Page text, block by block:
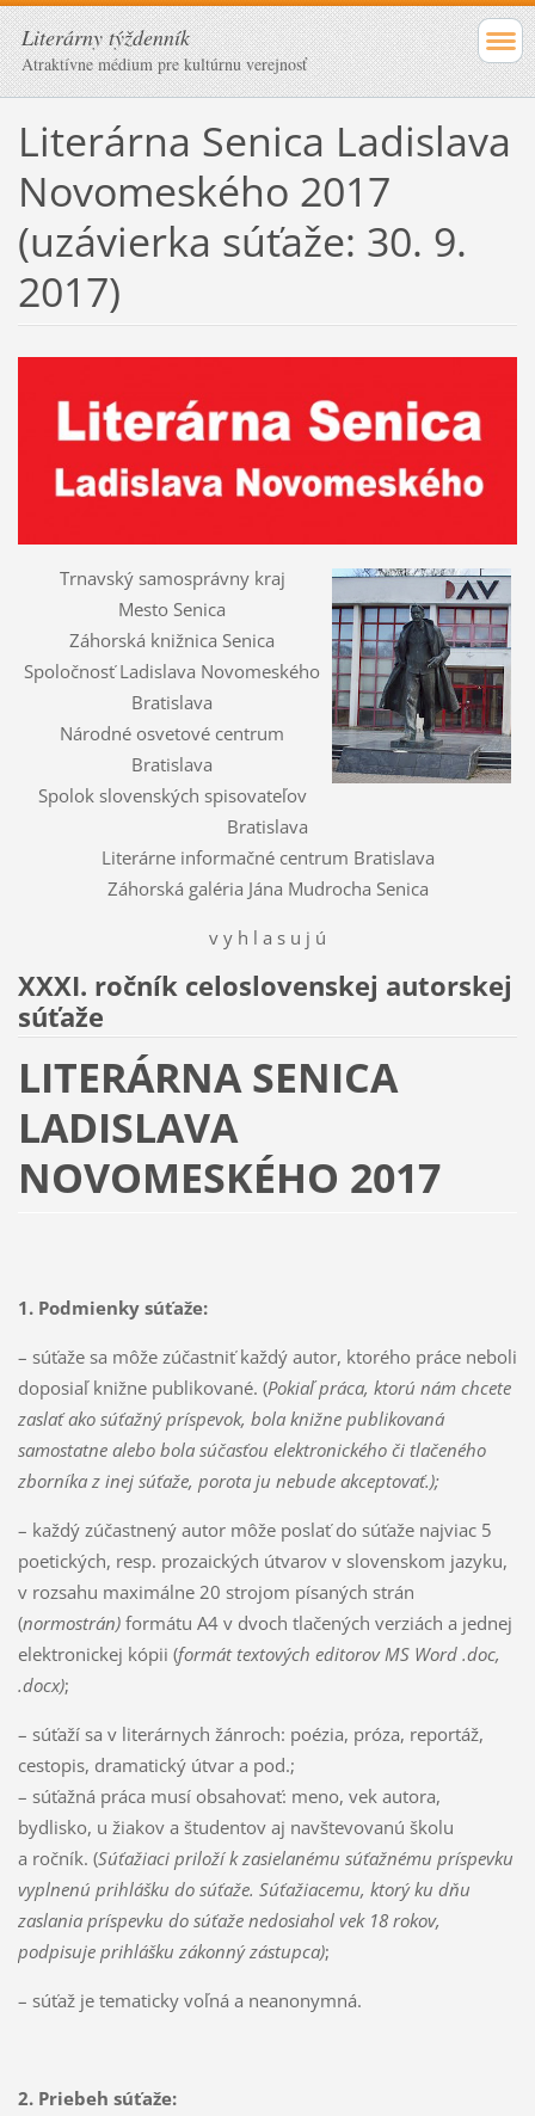
Literárny týždenník
Atraktívne médium pre kultúrnu verejnosť
Literárna Senica Ladislava
Novomeského 2017
(uzávierka súťaže: 30. 9.
2017)
Trnavský samosprávny kraj
Mesto Senica
Záhorská knižnica Senica
Spoločnosť Ladislava Novomeského
Bratislava
Národné osvetové centrum
Bratislava
Spolok slovenských spisovateľov
Bratislava
Literárne informačné centrum Bratislava
Záhorská galéria Jána Mudrocha Senica
v y h l a s u j ú
XXXI. ročník celoslovenskej autorskej
súťaže
LITERÁRNA SENICA
LADISLAVA
NOVOMESKÉHO 2017
1. Podmienky súťaže:
– súťaže sa môže zúčastniť každý autor, ktorého práce neboli
doposiaľ knižne publikované. (Pokiaľ práca, ktorú nám chcete
zaslať ako súťažný príspevok, bola knižne publikovaná
samostatne alebo bola súčasťou elektronického či tlačeného
zborníka z inej súťaže, porota ju nebude akceptovať.);
– každý zúčastnený autor môže poslať do súťaže najviac 5
poetických, resp. prozaických útvarov v slovenskom jazyku,
v rozsahu maximálne 20 strojom písaných strán
(normostrán)formátu A4 v dvoch tlačených verziách a jednej
elektronickej kópii (formát textových editorov MS Word .doc,
.docx);
– súťaží sa v literárnych žánroch: poézia, próza, reportáž,
cestopis, dramatický útvar a pod.;
– súťažná práca musí obsahovať: meno, vek autora,
bydlisko, u žiakov a študentov aj navštevovanú školu
a ročník. (Súťažiaci priloží k zasielanému súťažnému príspevku
vyplnenú prihlášku do súťaže. Súťažiacemu, ktorý ku dňu
zaslania príspevku do súťaže nedosiahol vek 18 rokov,
podpisuje prihlášku zákonný zástupca);
– súťaž je tematicky voľná a neanonymná.
2. Priebeh súťaže: